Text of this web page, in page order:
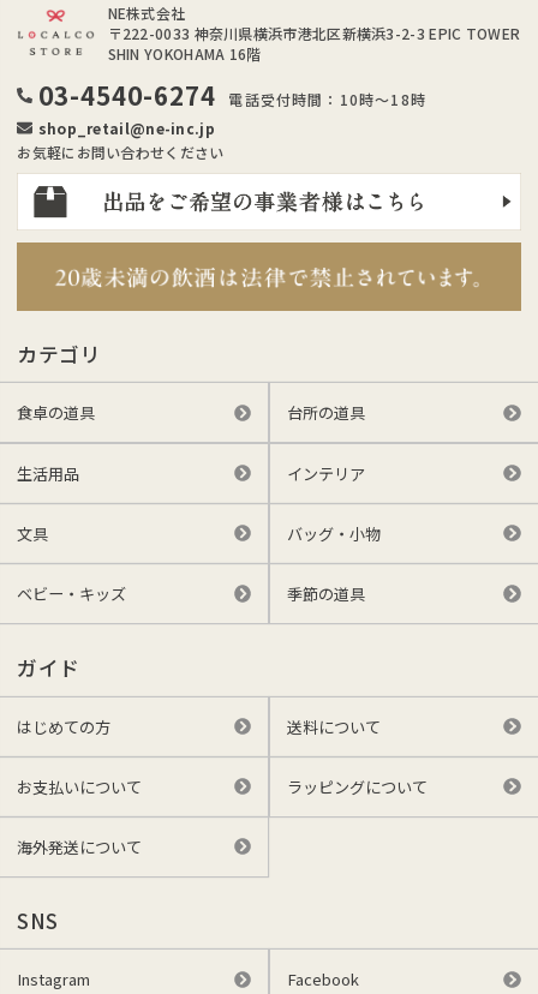
NE株式会社
〒222-0033 神奈川県横浜市港北区新横浜3-2-3 EPIC TOWER
SHIN YOKOHAMA 16階
03-4540-6274
電話受付時間：10時～18時
shop_retail@ne-inc.jp
お気軽にお問い合わせください
カテゴリ
食卓の道具 台所の道具
生活用品 インテリア
文具 バッグ・小物
ベビー・キッズ 季節の道具
ガイド
はじめての方 送料について
お支払いについて ラッピングについて
海外発送について
SNS
Instagram Facebook